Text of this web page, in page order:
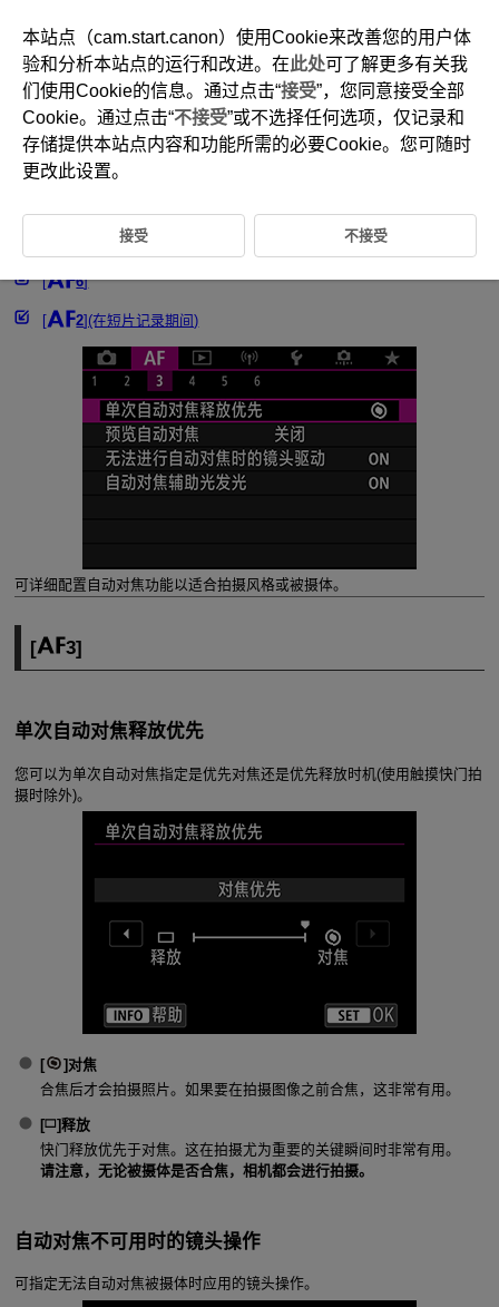
D180-130
自定义自动对焦功能
[ 6]
[ 2](在短片记录期间)
可详细配置自动对焦功能以适合拍摄风格或被摄体。
[ 3]
单次自动对焦释放优先
您可以为单次自动对焦指定是优先对焦还是优先释放时机(使用触摸快门拍
摄时除外)。
[ ] 对焦
合焦后才会拍摄照片。如果要在拍摄图像之前合焦，这非常有用。
[ ]释放
快门释放优先于对焦。这在拍摄尤为重要的关键瞬间时非常有用。
请注意，无论被摄体是否合焦，相机都会进行拍摄。
自动对焦不可用时的镜头操作
可指定无法自动对焦被摄体时应用的镜头操作。
本站点（cam.start.canon）使用Cookie来改善您的用户体
验和分析本站点的运行和改进。在此处可了解更多有关我
们使用Cookie的信息。通过点击“接受”，您同意接受全部
Cookie。通过点击“不接受”或不选择任何选项，仅记录和
存储提供本站点内容和功能所需的必要Cookie。您可随时
更改此设置。
接受 不接受